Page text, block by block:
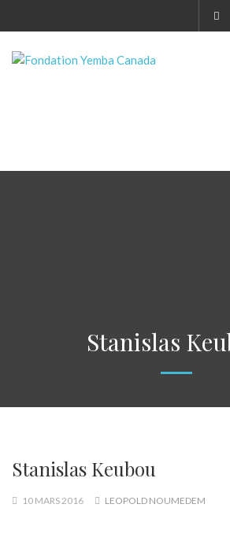
Stanislas
Stanislas Keubou
10 MARS 2016 LEOPOLD NOUMEDEM